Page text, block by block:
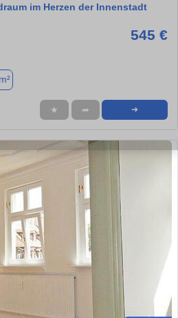
im Herzen der Innenstadt
545 €
★ ➦ ➜